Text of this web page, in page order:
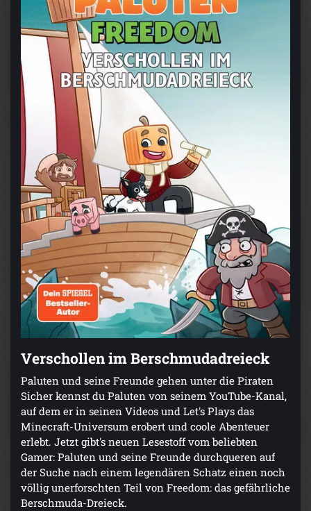
Verschollen im Berschmudadreieck
Paluten und seine Freunde gehen unter die Piraten
Sicher kennst du Paluten von seinem YouTube-Kanal,
auf dem er in seinen Videos und Let's Plays das
Minecraft-Universum erobert und coole Abenteuer
erlebt. Jetzt gibt's neuen Lesestoff vom beliebten
Gamer: Paluten und seine Freunde durchqueren auf
der Suche nach einem legendären Schatz einen noch
völlig unerforschten Teil von Freedom: das gefährliche
Berschmuda-Dreieck.